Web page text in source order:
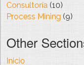
Consultoría(10)
Process Mining (9)
Other
Inicio